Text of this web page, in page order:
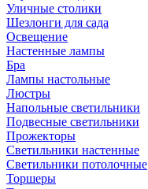
Уличные столики
Шезлонги для сада
Освещение
Hастенные лампы
Бра
Лампы настольные
Люстры
Напольные светильники
Подвесные светильники
Прожекторы
Светильники настенные
Светильники потолочные
Торшеры